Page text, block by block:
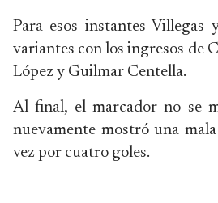
Para esos instantes Villegas
variantes con los ingresos de
López y Guilmar Centella.
Al final, el marcador no se
nuevamente mostró una
vez por cuatro goles.